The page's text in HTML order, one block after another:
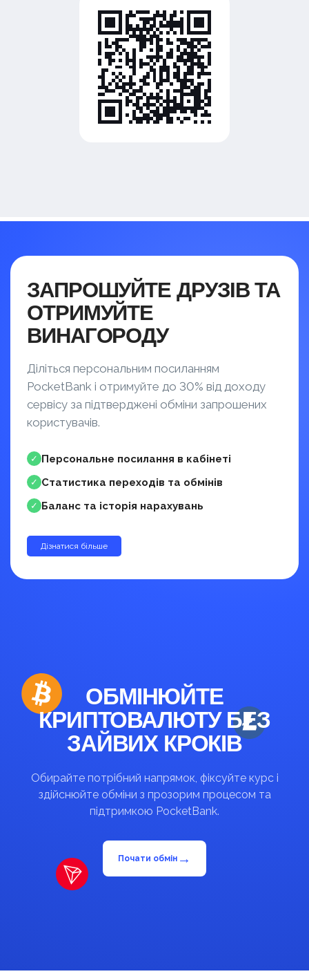
ЗАПРОШУЙТЕ ДРУЗІВ ТА
ОТРИМУЙТЕ
ВИНАГОРОДУ
Діліться персональним посиланням
PocketBank і отримуйте до 30% від доходу
сервісу за підтверджені обміни запрошених
користувачів.
✓ Персональне посилання в кабінеті
✓ Статистика переходів та обмінів
✓ Баланс та історія нарахувань
Дізнатися більше
ОБМІНЮЙТЕ
КРИПТОВАЛЮТУ БЕЗ
ЗАЙВИХ КРОКІВ
Обирайте потрібний напрямок, фіксуйте курс і
здійснюйте обміни з прозорим процесом та
підтримкою PocketBank.
Почати обмін →